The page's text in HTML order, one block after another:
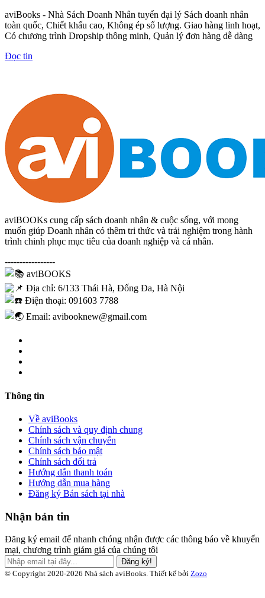
aviBooks - Nhà Sách Doanh Nhân tuyển đại lý Sách doanh nhân
toàn quốc, Chiết khấu cao, Không ép số lượng. Giao hàng linh hoạt,
Có chương trình Dropship thông minh, Quản lý đơn hàng dễ dàng
Đọc tin
aviBOOKs cung cấp sách doanh nhân & cuộc sống, với mong
muốn giúp Doanh nhân có thêm tri thức và trải nghiệm trong hành
trình chinh phục mục tiêu của doanh nghiệp và cá nhân.
-----------------
aviBOOKS
Địa chỉ: 6/133 Thái Hà, Đống Đa, Hà Nội
Điện thoại: 091603 7788
Email: avibooknew@gmail.com
Thông tin
Về aviBooks
Chính sách và quy định chung
Chính sách vận chuyển
Chính sách bảo mật
Chính sách đổi trả
Hướng dẫn thanh toán
Hướng dẫn mua hàng
Đăng ký Bán sách tại nhà
Nhận bản tin
Đăng ký email để nhanh chóng nhận được các thông báo về khuyến
mại, chương trình giảm giá của chúng tôi
Đăng ký!
© Copyright 2020-2026 Nhà sách aviBooks. Thiết kế bởi Zozo